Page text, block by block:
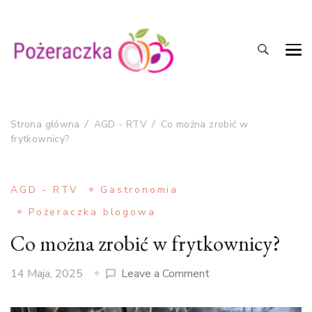
Strona główna AGD - RTV
Co można zrobić w
frytkownicy?
AGD - RTV
Gastronomia
Pożeraczka blogowa
Co można zrobić w frytkownicy?
14 Maja, 2025 Leave a Commenton
można